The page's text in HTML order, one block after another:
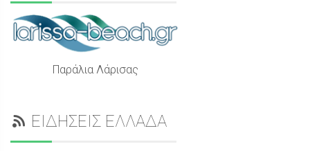
Παράλια Λάρισας
ΕΙΔΗΣΕΙΣ ΕΛΛΑΔΑ